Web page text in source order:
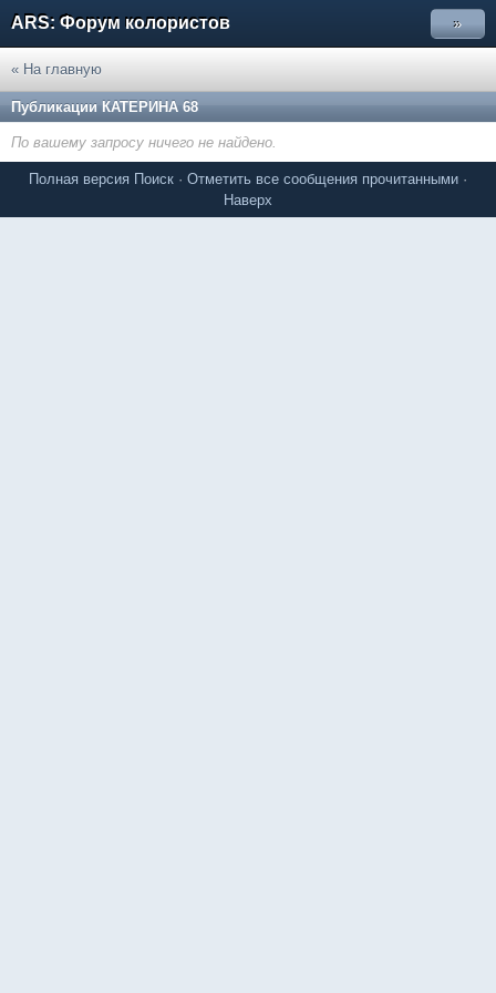
ARS: Форум колористов »
« На главную
Публикации КАТЕРИНА 68
По вашему запросу ничего не найдено.
Полная версия Поиск · Отметить все сообщения прочитанными ·
Наверх